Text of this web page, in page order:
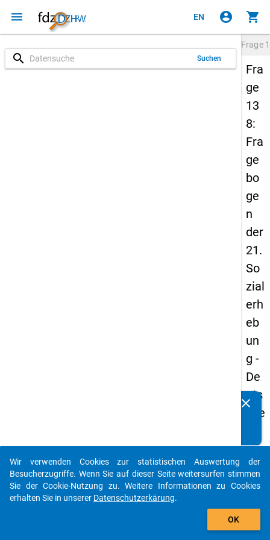
menu EN account_circle shopping_cart
search Suchen
Frage
Fra
ge
13
8:
Fra
ge
bo
ge
n
der
21.
So
zial
erh
eb
un
g -
De
uts
che
d
Bil
du
clear
auto_stories
add_shopping_cart
Wir verwenden Cookies zur statistischen Auswertung der
Besucherzugriffe. Wenn Sie auf dieser Seite weitersurfen stimmen
Sie der Cookie-Nutzung zu. Weitere Informationen zu Cookies
erhalten Sie in unserer Datenschutzerkärung.
OK